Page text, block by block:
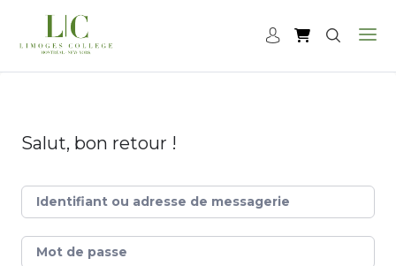
Salut, bon retour !